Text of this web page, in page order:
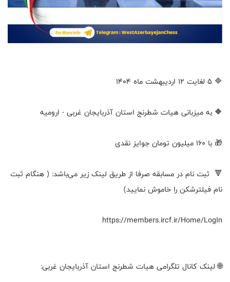
🔷 ۵ لغایت ۱۲ اردیبهشت ماه ۱۴۰۴
🔶 به میزبانی هیات شطرنج استان آذربایجان غربی - ارومیه
🎁 با ۱۶۰ میلیون تومان جوایز نقدی
🔻 ثبت نام در مسابقه صرفا از طریق لینک زیر می‌باشد: ( هنگام ثبت
نام فیلترشکن را خاموش نمایید)
https://members.ircf.ir/Home/LogIn
🌐 لینک کانال تلگرامی هیات شطرنج استان آذربایجان غربی: